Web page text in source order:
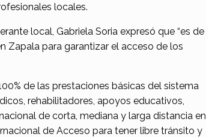
locales.
local, Gabriela Soria expresó que “es de
Zapala para garantizar el acceso de los
de las prestaciones básicas del sistema
rehabilitadores, apoyos educativos,
de corta, mediana y larga distancia en
de Acceso para tener libre tránsito y